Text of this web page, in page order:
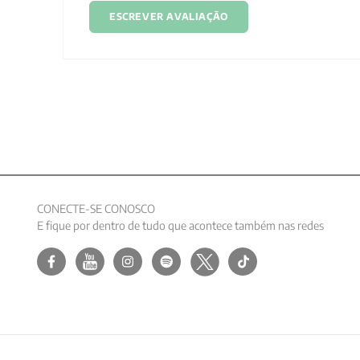
ESCREVER AVALIAÇÃO
CONECTE-SE CONOSCO
E fique por dentro de tudo que acontece também nas redes